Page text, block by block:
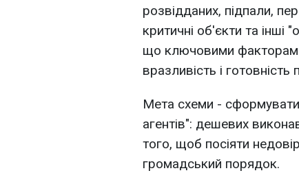
розвідданих, підпали,
критичні об'єкти та інші
що ключовими
вразливість і
Мета схеми -
агентів": дешевих
того, щоб посіяти
громадський порядок.